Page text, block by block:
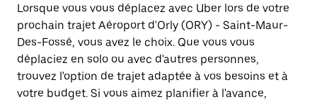
Lorsque vous vous déplacez avec Uber lors de votre
prochain trajet Aéroport d'Orly (ORY) - Saint-Maur-
Des-Fossé, vous avez le choix. Que vous vous
déplaciez en solo ou avec d'autres personnes,
trouvez l'option de trajet adaptée à vos besoins et à
votre budget. Si vous aimez planifier à l'avance,